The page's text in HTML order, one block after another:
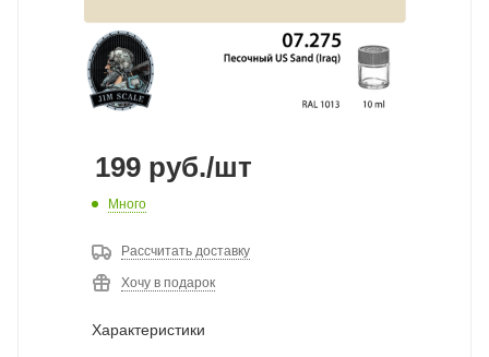
199 руб./шт
Много
Рассчитать доставку
Хочу в подарок
Характеристики